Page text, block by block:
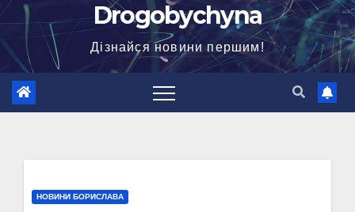
Drogobychyna
Дізнайся новини першим!
НОВИНИ БОРИСЛАВА